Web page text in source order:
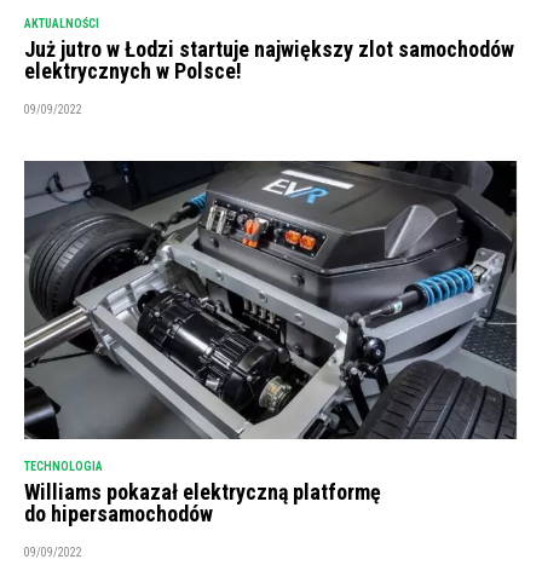
AKTUALNOŚCI
Już jutro w Łodzi startuje największy zlot samochodów
elektrycznych w Polsce!
09/09/2022
TECHNOLOGIA
Williams pokazał elektryczną platformę
do hipersamochodów
09/09/2022